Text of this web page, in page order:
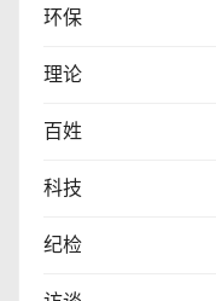
环保
理论
百姓
科技
纪检